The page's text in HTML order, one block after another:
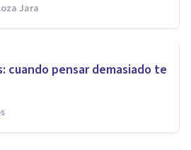
Jara
cuando pensar demasiado te